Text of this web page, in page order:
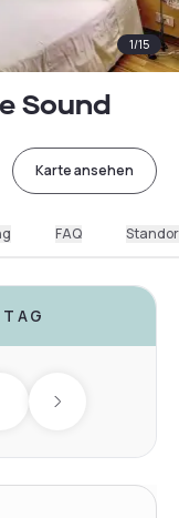
1/15
Sound
Karte ansehen
FAQ
Next day